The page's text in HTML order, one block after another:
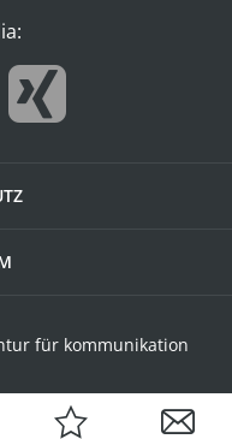
für kommunikation